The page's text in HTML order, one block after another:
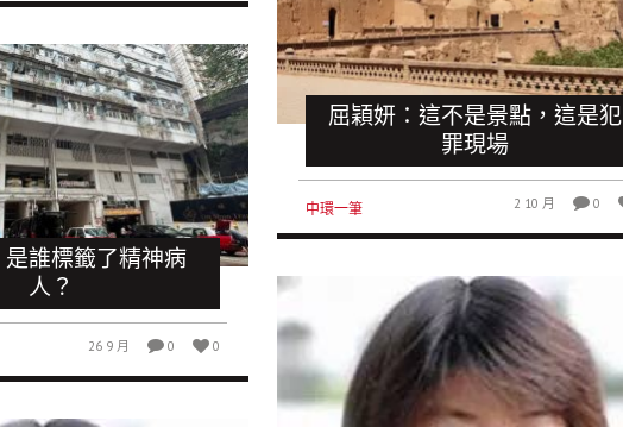
是誰標籤了精神病
人？
26 9 月 0 0
屈穎妍：這不是景點，這是犯
罪現場
中環一筆 2 10 月 0